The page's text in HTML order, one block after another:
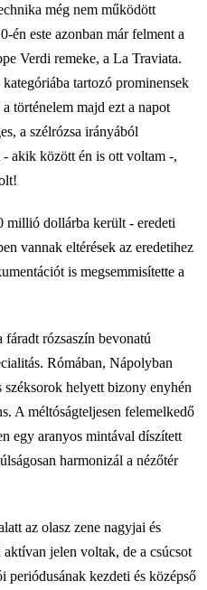
még nem működött
én este azonban már felment a
Verdi remeke, a La Traviata.
tartozó prominensek
történelem majd ezt a napot
a szélrózsa irányából
akik között én is ott voltam -,
millió dollárba került - eredeti
vannak eltérések az eredetihez
is megsemmisítette a
fáradt rózsaszín bevonatú
Rómában, Nápolyban
széksorok helyett bizony enyhén
A méltóságteljesen felemelkedő
egy aranyos mintával díszített
harmonizál a nézőtér
az olasz zene nagyjai és
jelen voltak, de a csúcsot
kezdeti és középső